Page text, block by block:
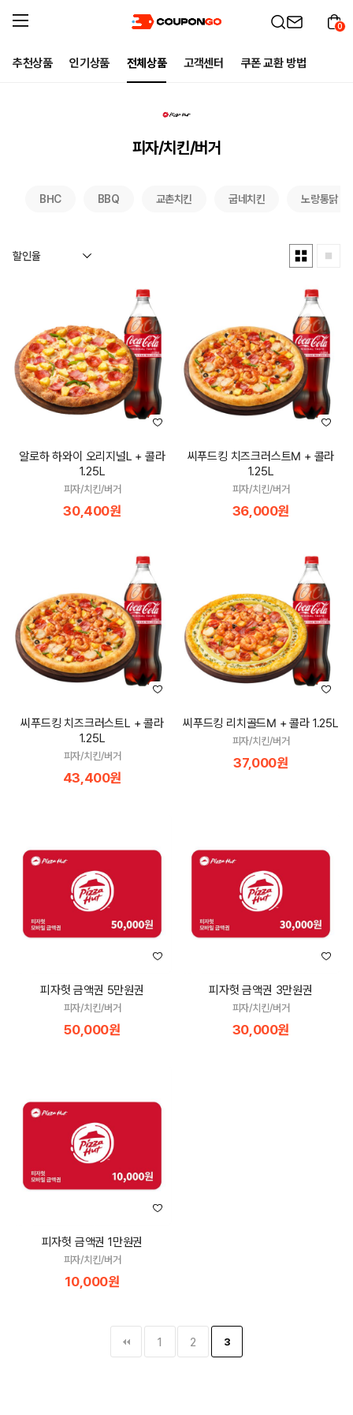
추천상품 인기상품 전체상품 고객센터 쿠폰 교환 방법
0
피자/치킨/버거
BHC BBQ 교촌치킨 굽네치킨 노랑통닭
알로하 하와이 오리지널L + 콜라
1.25L
피자/치킨/버거
30,400원
씨푸드킹 치즈크러스트M + 콜라
1.25L
피자/치킨/버거
36,000원
씨푸드킹 치즈크러스트L + 콜라
1.25L
피자/치킨/버거
43,400원
씨푸드킹 리치골드M + 콜라 1.25L
피자/치킨/버거
37,000원
피자헛 금액권 5만원권
피자/치킨/버거
50,000원
피자헛 금액권 3만원권
피자/치킨/버거
30,000원
피자헛 금액권 1만원권
피자/치킨/버거
10,000원
1 2 3